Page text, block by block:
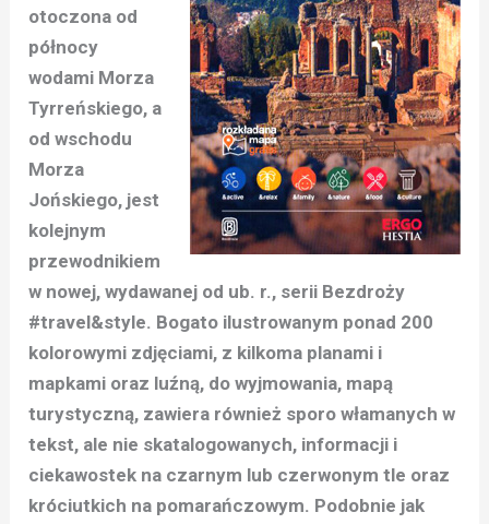
otoczona od
północy
wodami Morza
Tyrreńskiego, a
od wschodu
Morza
Jońskiego, jest
kolejnym
przewodnikiem
w nowej, wydawanej od ub. r., serii Bezdroży
#travel&style. Bogato ilustrowanym ponad 200
kolorowymi zdjęciami, z kilkoma planami i
mapkami oraz luźną, do wyjmowania, mapą
turystyczną, zawiera również sporo włamanych w
tekst, ale nie skatalogowanych, informacji i
ciekawostek na czarnym lub czerwonym tle oraz
króciutkich na pomarańczowym. Podobnie jak